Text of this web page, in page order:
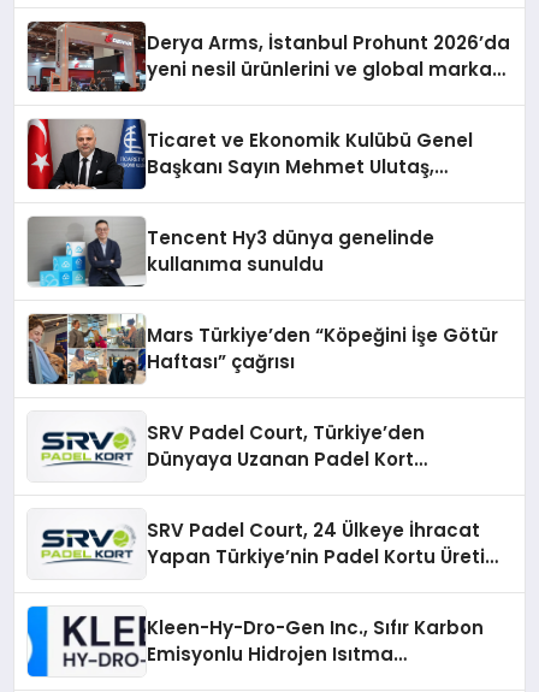
Derya Arms, İstanbul Prohunt 2026’da
yeni nesil ürünlerini ve global marka
Ticaret ve Ekonomik Kulübü Genel
Başkanı Sayın Mehmet Ulutaş,
Tencent Hy3 dünya genelinde
kullanıma sunuldu
Mars Türkiye’den “Köpeğini İşe Götür
Haftası” çağrısı
SRV Padel Court, Türkiye’den
Dünyaya Uzanan Padel Kort
SRV Padel Court, 24 Ülkeye İhracat
Yapan Türkiye’nin Padel Kortu Üretim
Kleen-Hy-Dro-Gen Inc., Sıfır Karbon
Emisyonlu Hidrojen Isıtma